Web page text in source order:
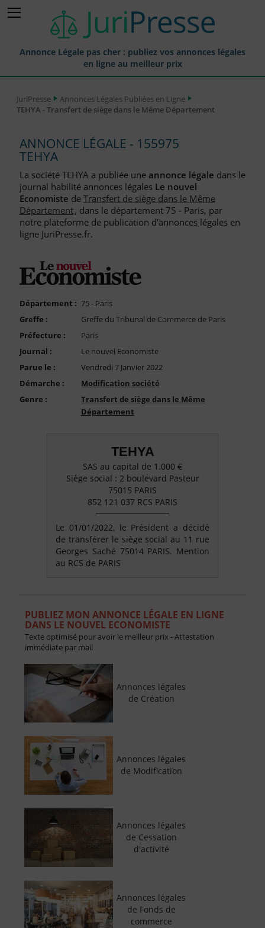
Annonce Légale pas cher : publiez vos annonces légales
en ligne au meilleur prix
Annonces Légales Publiées
Journaux Habilités (JAL) Annonces Légales
Départements pour la Publication d'Annonces Légales
Liste des Greffes
Liste des CCI
FAQ
Compte PRO
JuriPresse
Annonces Légales Publiées en Ligne
TEHYA - Transfert de siège dans le Même Département
ANNONCE LÉGALE - 155975
TEHYA
La société TEHYA a publiée une annonce légale dans le
journal habilité annonces légales Le nouvel
Economiste deTransfert de siège dans le Même
Département, dans le département 75 - Paris, par
notre plateforme de publication d'annonces légales en
ligne JuriPresse.fr.
Département : 75 - Paris
Greffe :
Greffe du Tribunal de Commerce de Paris
Préfecture :
Paris
Journal :
Le nouvel Economiste
Parue le :
Vendredi 7 Janvier 2022
Démarche :
Modification société
Genre :
Transfert de siège dans le Même
Département
TEHYA
SAS au capital de 1.000 €
Siège social : 2 boulevard Pasteur
75015 PARIS
852 121 037 RCS PARIS
Le 01/01/2022, le Président a décidé
de transférer le siège social au 11 rue
Georges Saché 75014 PARIS. Mention
au RCS de PARIS
PUBLIEZ MON ANNONCE LÉGALE EN LIGNE
DANS LE NOUVEL ECONOMISTE
Texte optimisé pour avoir le meilleur prix - Attestation
immédiate par mail
Annonces légales
de Création
Annonces légales
de Modification
Annonces légales
de Cessation
d'activité
Annonces légales
de Fonds de
commerce